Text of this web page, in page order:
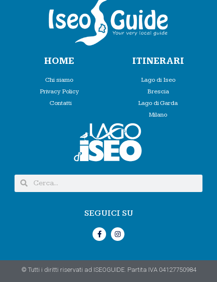
HOME
Chi siamo
Privacy Policy
Contatti
ITINERARI
Lago di Iseo
Brescia
Lago di Garda
Milano
SEGUICI SU
© Tutti i diritti riservati ad ISEOGUIDE. Partita IVA 04127750984